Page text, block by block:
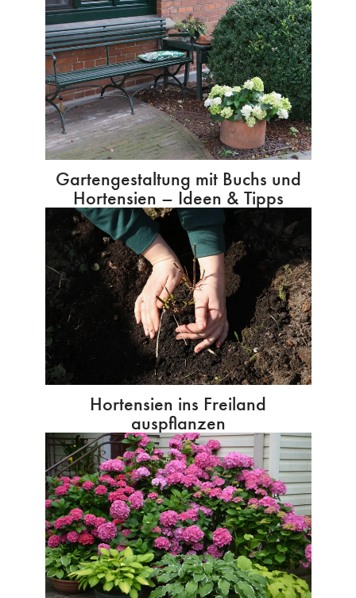
Gartengestaltung mit Buchs und
Hortensien – Ideen & Tipps
Hortensien ins Freiland
auspflanzen